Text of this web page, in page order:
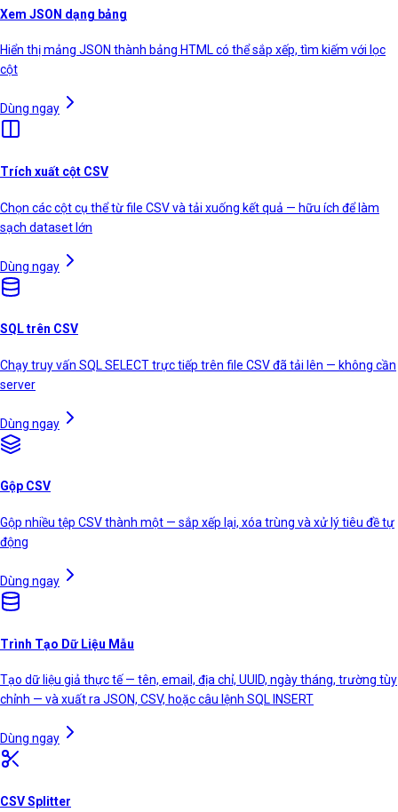
Xem JSON dạng bảng
Hiển thị mảng JSON thành bảng HTML có thể sắp xếp, tìm kiếm với lọc
cột
Dùng ngay
Trích xuất cột CSV
Chọn các cột cụ thể từ file CSV và tải xuống kết quả — hữu ích để làm
sạch dataset lớn
Dùng ngay
SQL trên CSV
Chạy truy vấn SQL SELECT trực tiếp trên file CSV đã tải lên — không cần
server
Dùng ngay
Gộp CSV
Gộp nhiều tệp CSV thành một — sắp xếp lại, xóa trùng và xử lý tiêu đề tự
động
Dùng ngay
Trình Tạo Dữ Liệu Mẫu
Tạo dữ liệu giả thực tế — tên, email, địa chỉ, UUID, ngày tháng, trường tùy
chỉnh — và xuất ra JSON, CSV, hoặc câu lệnh SQL INSERT
Dùng ngay
CSV Splitter